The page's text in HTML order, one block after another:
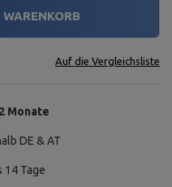
WARENKORB
Auf die Vergleichsliste
Monate
DE & AT
14 Tage